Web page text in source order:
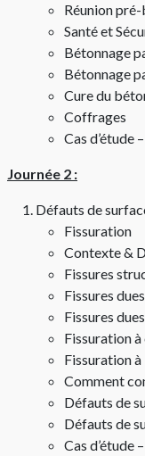
Réunion
Santé et
Bétonnage
Bétonnage
Cure du
Coffrages
Cas d’étude
Journée 2 :
Défauts de
Fissuration
Contexte &
Fissures
Fissures
Fissures
Fissuration
Fissuration
Comment
Défauts de
Défauts de
Cas d’étude